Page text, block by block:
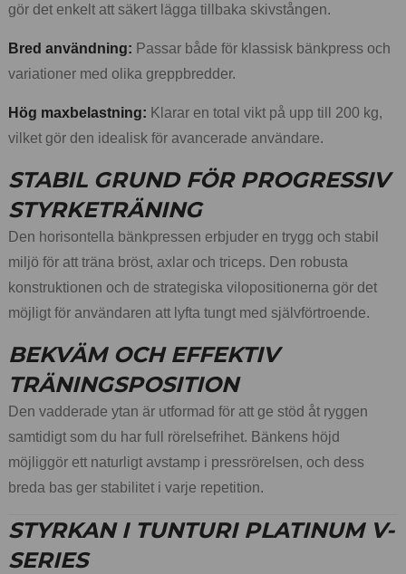
gör det enkelt att säkert lägga tillbaka skivstången.
Bred användning: Passar både för klassisk bänkpress och
variationer med olika greppbredder.
Hög maxbelastning: Klarar en total vikt på upp till 200 kg,
vilket gör den idealisk för avancerade användare.
STABIL GRUND FÖR PROGRESSIV
STYRKETRÄNING
Den horisontella bänkpressen erbjuder en trygg och stabil
miljö för att träna bröst, axlar och triceps. Den robusta
konstruktionen och de strategiska vilopositionerna gör det
möjligt för användaren att lyfta tungt med självförtroende.
BEKVÄM OCH EFFEKTIV
TRÄNINGSPOSITION
Den vadderade ytan är utformad för att ge stöd åt ryggen
samtidigt som du har full rörelsefrihet. Bänkens höjd
möjliggör ett naturligt avstamp i pressrörelsen, och dess
breda bas ger stabilitet i varje repetition.
STYRKAN I TUNTURI PLATINUM V-
SERIES